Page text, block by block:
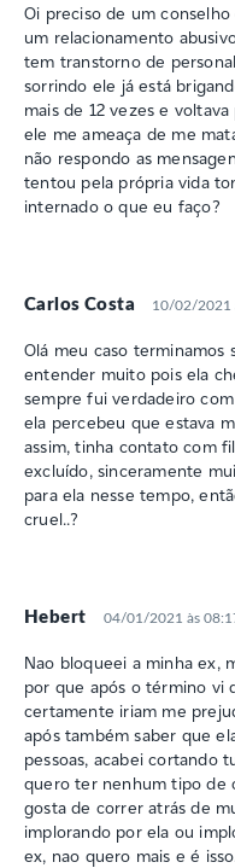
Oi preciso de um
um relacionamento
tem transtorno de
sorrindo ele já está
mais de 12 vezes e
ele me ameaça de me
não respondo as
tentou pela própria vida
internado o que eu faço?
Carlos Costa 10/02/2021
Olá meu caso
entender muito pois ela
sempre fui verdadeiro
ela percebeu que estava
assim, tinha contato com
excluído, sinceramente
para ela nesse tempo,
cruel..?
Hebert 04/01/2021 às
Nao bloqueei a minha ex,
por que após o término vi
certamente iriam me
após também saber que
pessoas, acabei cortando
quero ter nenhum tipo de
gosta de correr atrás de
implorando por ela ou
ex, nao quero mais e é